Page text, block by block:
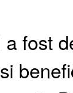
a fost